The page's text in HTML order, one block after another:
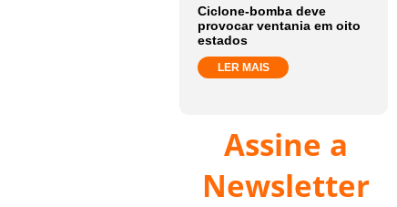
Ciclone-bomba deve
provocar ventania em oito
estados
LER MAIS
Assine a
Newsletter